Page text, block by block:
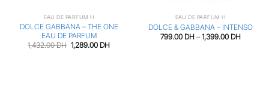
EAU DE PARFUM H
DOLCE GABBANA – THE ONE
EAU DE PARFUM
1,432.00DH Le
prix
1,289.00 DHLe
EAU DE PARFUM H
DOLCE & GABBANA – INTENSO
799.00 DH – 1,399.00 DH